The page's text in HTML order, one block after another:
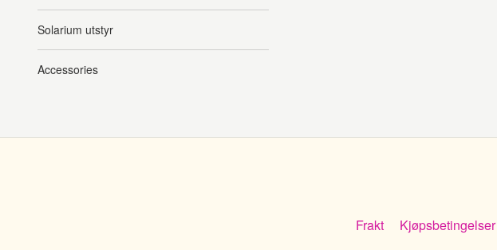
Solarium utstyr
Accessories
Frakt Kjøpsbetingelser